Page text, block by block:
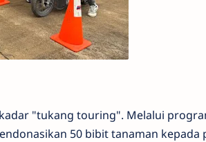
"tukang touring". Melalui
50 bibit tanaman kepada